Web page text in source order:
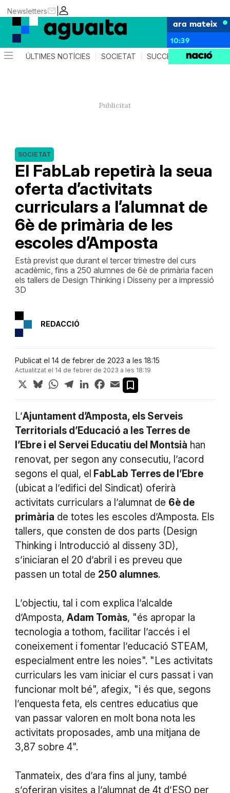
|
Newsletters
ara mateix
10:39
ÚLTIMES NOTÍCIES SOCIETAT SUCCESSOS AGENDA
El FabLab repetirà la seua
oferta d’activitats
curriculars a l’alumnat de
6è de primària de les
escoles d’Amposta
SOCIETAT
Està previst que durant el tercer trimestre del curs
acadèmic, fins a 250 alumnes de 6è de primària facen
els tallers de Design Thinking i Disseny per a impressió
3D
REDACCIÓ
Publicat el 14 de febrer de 2023 a les 18:15
Actualitzat el 14 de febrer de 2023 a les 18:19
X BlueskyWhatsApp
TelegramLinkedInFacebook
Email
L’Ajuntament d’Amposta, els Serveis
Territorials d’Educació a les Terres de
l’Ebre i el Servei Educatiu del Montsià han
renovat, per segon any consecutiu, l’acord
segons el qual, el FabLab Terres de l’Ebre
(ubicat a l’edifici del Sindicat) oferirà
activitats curriculars a l’alumnat de 6è de
primària de totes les escoles d’Amposta. Els
tallers, que consten de dos parts (Design
Thinking i Introducció al disseny 3D),
s’iniciaran el 20 d’abril i es preveu que
passen un total de 250 alumnes.
L’objectiu, tal i com explica l’alcalde
d’Amposta, Adam Tomàs, "és apropar la
tecnologia a tothom, facilitar l’accés i el
coneixement i fomentar l’educació STEAM,
especialment entre les noies". "Les activitats
curriculars les vam iniciar el curs passat i van
funcionar molt bé", afegix, "i és que, segons
l’enquesta feta, els centres educatius que
van passar valoren en molt bona nota les
activitats proposades, amb una mitjana de
3,87 sobre 4".
Tanmateix, des d’ara fins al juny, també
s’oferiran visites a l’alumnat de 4t d’ESO per